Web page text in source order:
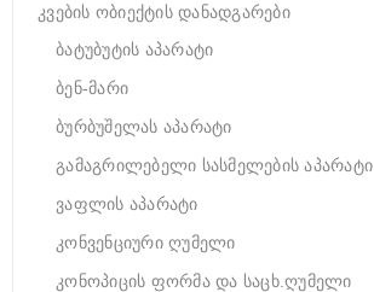
კვების ობიექტის დანადგარები
ბატუბუტის აპარატი
ბენ-მარი
ბურბუშელას აპარატი
გამაგრილებელი სასმელების აპარატი
ვაფლის აპარატი
კონვენციური ღუმელი
კონოპიცის ფორმა და საცხ.ღუმელი